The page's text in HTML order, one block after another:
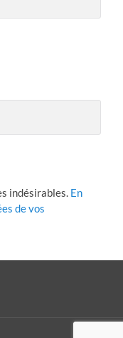
indésirables. En
de vos